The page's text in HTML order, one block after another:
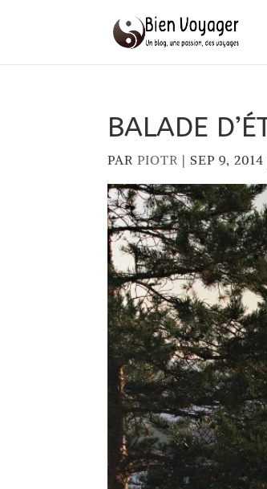
BALADE
PARPIOTR |SEP 9, 2014